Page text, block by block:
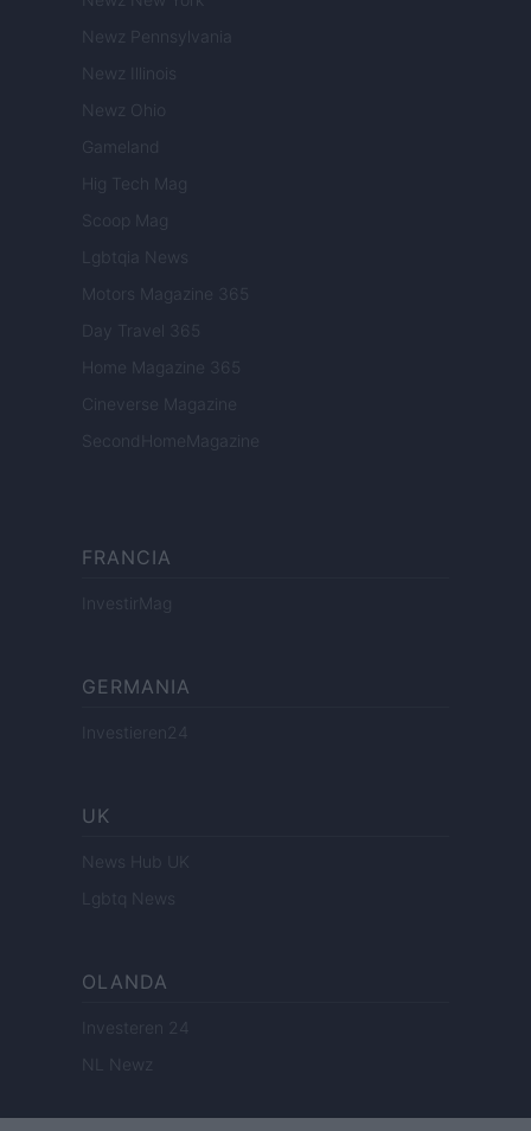
Newz Pennsylvania
Newz Illinois
Newz Ohio
Gameland
Hig Tech Mag
Scoop Mag
Lgbtqia News
Motors Magazine 365
Day Travel 365
Home Magazine 365
Cineverse Magazine
SecondHomeMagazine
FRANCIA
InvestirMag
GERMANIA
Investieren24
UK
News Hub UK
Lgbtq News
OLANDA
Investeren 24
NL Newz